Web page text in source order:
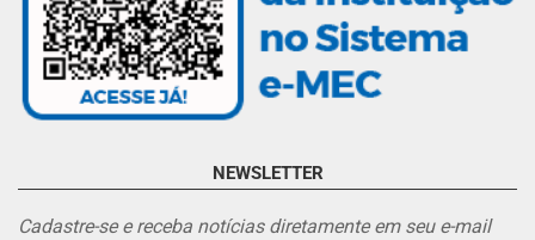
NEWSLETTER
Cadastre-se e receba notícias diretamente em seu e-mail